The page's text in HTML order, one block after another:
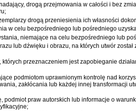
drogą przejmowania w całości i bez
drogą przeniesienia ich własności
w celu bezpośredniego lub pośredniego
niemające na celu bezpośredniego lub
lub dźwięku i obrazu, na których utwór
przeznaczeniem jest zapobieganie
podmiotom uprawnionym kontrolę nad
zakłócania lub każdej innej transformacji
praw autorskich lub informacje o